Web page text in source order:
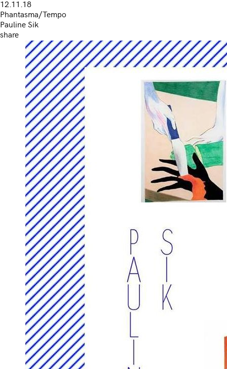
12.11.18
Phantasma/Tempo
Pauline Sik
share